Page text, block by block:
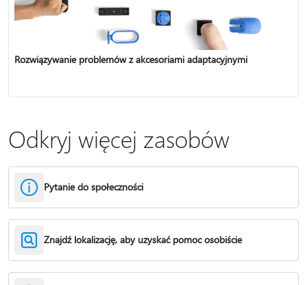
Rozwiązywanie problemów z akcesoriami adaptacyjnymi
Odkryj więcej zasobów
Pytanie do społeczności
Znajdź lokalizację, aby uzyskać pomoc osobiście